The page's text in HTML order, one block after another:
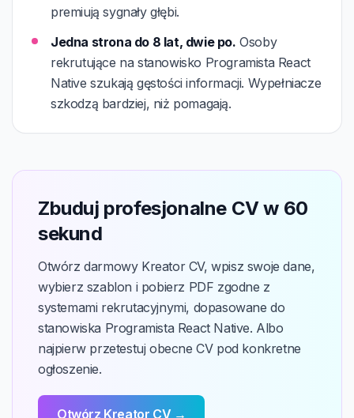
premiują sygnały głębi.
Jedna strona do 8 lat, dwie po. Osoby
rekrutujące na stanowisko Programista React
Native szukają gęstości informacji. Wypełniacze
szkodzą bardziej, niż pomagają.
Zbuduj profesjonalne CV w 60
sekund
Otwórz darmowy Kreator CV, wpisz swoje dane,
wybierz szablon i pobierz PDF zgodne z
systemami rekrutacyjnymi, dopasowane do
stanowiska Programista React Native. Albo
najpierw przetestuj obecne CV pod konkretne
ogłoszenie.
Otwórz Kreator CV →